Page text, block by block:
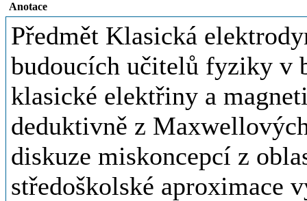
Anotace
Předmět Klasická
budoucích učitelů fyziky v
klasické elektřiny a
deduktivně z
diskuze miskoncepcí z
středoškolské aproximace